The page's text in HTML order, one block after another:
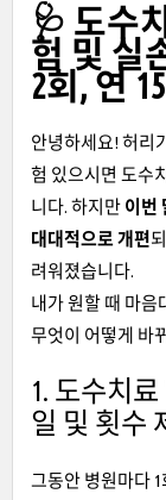
🩺 도수
험 및 실
2회, 연
안녕하세요! 허리
험 있으시면 도수
니다. 하지만 이번
대대적으로 개편
려워졌습니다.
내가 원할 때 마음
무엇이 어떻게 바
1. 도수치
일 및 횟수
그동안 병원마다